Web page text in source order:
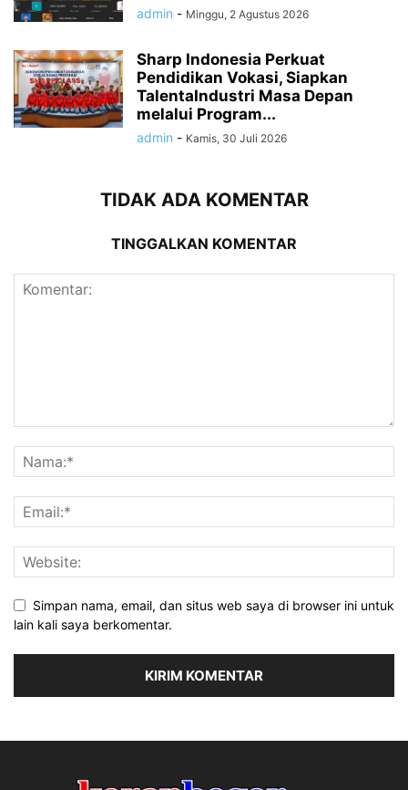
admin - Minggu, 2 Agustus 2026
Sharp Indonesia Perkuat
Pendidikan Vokasi, Siapkan
TalentaIndustri Masa Depan
melalui Program...
admin - Kamis, 30 Juli 2026
TIDAK ADA KOMENTAR
TINGGALKAN KOMENTAR
Simpan nama, email, dan situs web saya di browser ini untuk
lain kali saya berkomentar.